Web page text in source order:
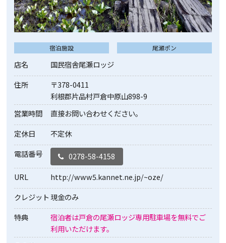
宿泊施設 尾瀬ポン
店名
国民宿舎尾瀬ロッジ
住所
〒378-0411
利根郡片品村戸倉中原山898-9
営業時間
直接お問い合わせください。
定休日
不定休
電話番号
0278-58-4158
URL
http://www5.kannet.ne.jp/~oze/
クレジット 現金のみ
特典
宿泊者は戸倉の尾瀬ロッジ専用駐車場を無料でご
利用いただけます。